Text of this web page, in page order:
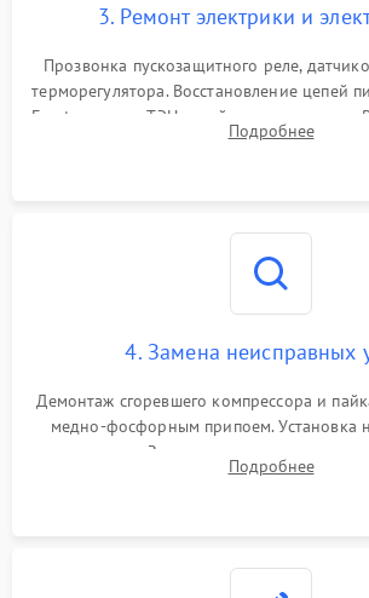
3. Ремонт электрики и
Прозвонка пускозащитного реле,
терморегулятора. Восстановление цепей
Frost, включая ТЭН оттайки и вентилятор.
платы управления при сбоях
Подробнее
4. Замена неисправных
Демонтаж сгоревшего компрессора и
медно-фосфорным припоем. Установка
осушителя. Замена изношенных
сломанных заслонок или поврежденных
Подробнее